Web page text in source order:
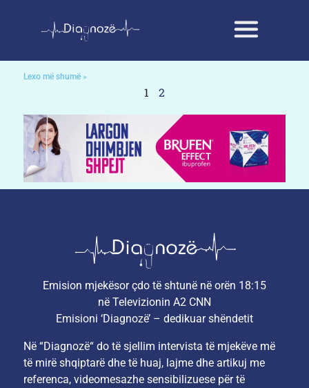
Lexo më shumë »
1 2
Emision mjekësor çdo të shtunë në orën 18:15
në Televizionin A2 CNN
Emisioni ‘Diagnozë’ – dedikuar shëndetit
Në “Diagnozë“ do të sjellim intervista të mjekëve më
të mirë shqiptarë dhe të huaj, lajme dhe artikuj me
referenca, videomesazhe sensibilizuese për të